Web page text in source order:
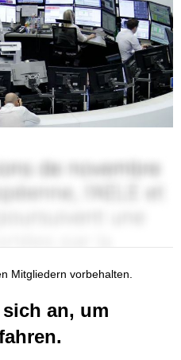
Mitgliedern vorbehalten.
an, um